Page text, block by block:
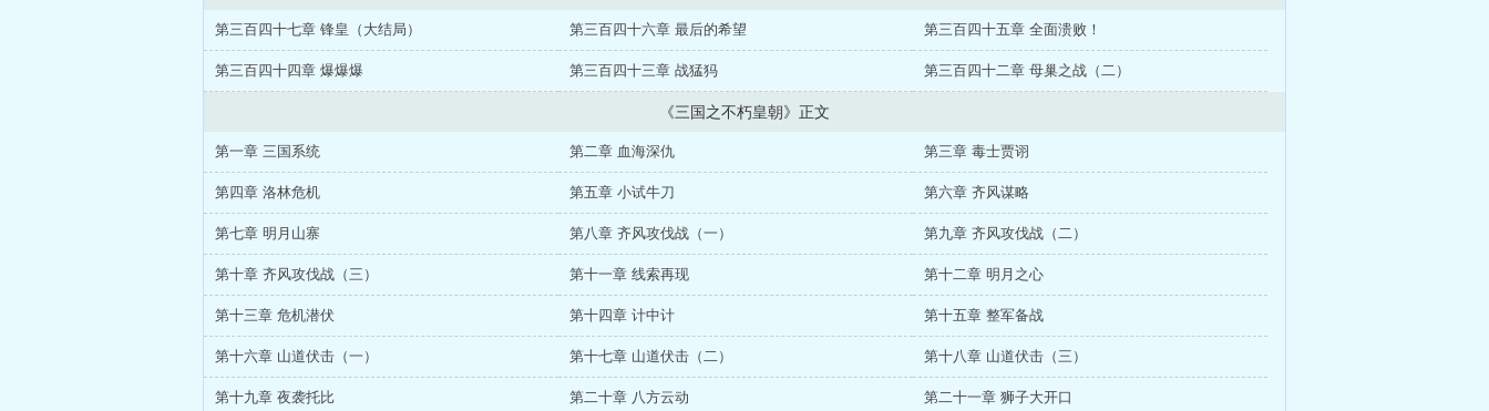
第三百四十七章 锋皇（大结局） 第三百四十六章 最后的希望 第三百四十五章 全面溃败！
第三百四十四章 爆爆爆 第三百四十三章 战猛犸 第三百四十二章 母巢之战（二）
《三国之不朽皇朝》正文
第一章 三国系统 第二章 血海深仇 第三章 毒士贾诩
第四章 洛林危机 第五章 小试牛刀 第六章 齐风谋略
第七章 明月山寨 第八章 齐风攻伐战（一） 第九章 齐风攻伐战（二）
第十章 齐风攻伐战（三） 第十一章 线索再现 第十二章 明月之心
第十三章 危机潜伏 第十四章 计中计 第十五章 整军备战
第十六章 山道伏击（一） 第十七章 山道伏击（二） 第十八章 山道伏击（三）
第十九章 夜袭托比 第二十章 八方云动 第二十一章 狮子大开口